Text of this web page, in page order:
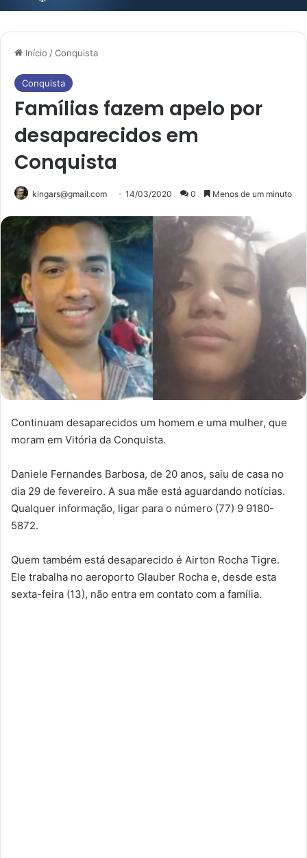
Início /Conquista
Conquista
Famílias fazem apelo por
desaparecidos em
Conquista
kingars@gmail.com 14/03/2020 0 Menos de um minuto
Continuam desaparecidos um homem e uma mulher, que
moram em Vitória da Conquista.
Daniele Fernandes Barbosa, de 20 anos, saiu de casa no
dia 29 de fevereiro. A sua mãe está aguardando notícias.
Qualquer informação, ligar para o número (77) 9 9180-
5872.
Quem também está desaparecido é Airton Rocha Tigre.
Ele trabalha no aeroporto Glauber Rocha e, desde esta
sexta-feira (13), não entra em contato com a família.